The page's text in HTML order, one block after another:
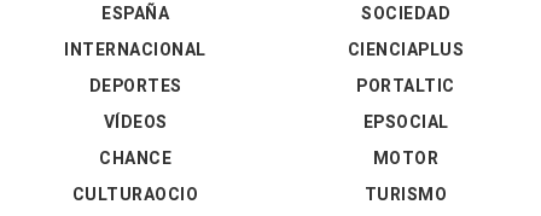
ESPAÑA
INTERNACIONAL
DEPORTES
VÍDEOS
SOCIEDAD
CIENCIAPLUS
PORTALTIC
EPSOCIAL
CHANCE
CULTURAOCIO
MOTOR
TURISMO